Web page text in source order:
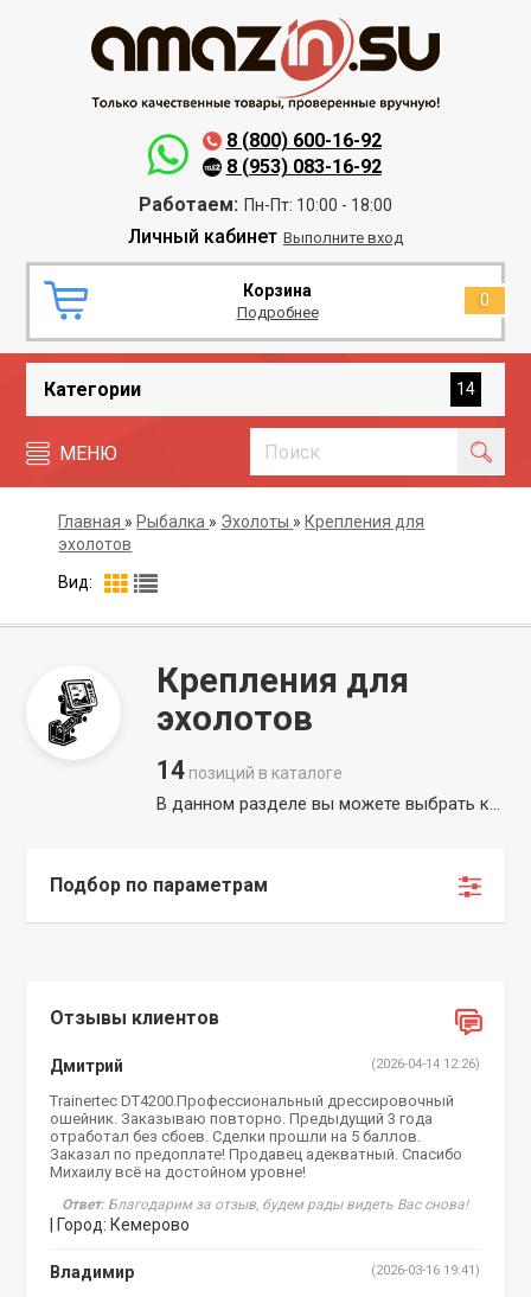
8 (800) 600-16-92
8 (953) 083-16-92
Работаем: Пн-Пт: 10:00 - 18:00
Личный кабинет Выполните вход
Корзина
Подробнее
0
Категории 14
МЕНЮ
Главная » Рыбалка » Эхолоты » Крепления для
эхолотов
Вид:
Крепления для
эхолотов
14 позиций в каталоге
В данном разделе вы можете выбрать крепление эхолота, которое обеспечит стабильную работу вашего оборудования в любых условиях. Особое внимание в ассортименте уделено таким позициям, как крепление датчика эхолота на лодку, ведь от точного расположения трансдьюсера напрямую зависит качество сканирования и отображения рельефа дна. В каталоге представлены как универсальные решения, так и специализированные кронштейны для конкретных моделей, включая крепление эхолота Амазин FF777, Lucky, XF88W и других популярных приборов. Для максимально комфортной эксплуатации мы предлагаем не только кронштейны для датчика и основного блока эхолота, но и надежные крепления на пульты FlySky, пульты корабликов Flytec, D20, V030 и прочих. Каждое изделие, будь то кронштейн под эхолот или крепление под эхолот, отличается высокой прочностью и устойчивостью к агрессивной водной среде. Используя качественный кронштейн крепления датчика эхолота и проверенное крепление датчика эхолота, вы значительно упрощаете процесс рыбалки и повышаете эффективность поиска рыбы.
Подбор по параметрам
Отзывы клиентов
Дмитрий (2026-04-14 12:26)
Trainertec DT4200.Профессиональный дрессировочный
ошейник. Заказываю повторно. Предыдущий 3 года
отработал без сбоев. Сделки прошли на 5 баллов.
Заказал по предоплате! Продавец адекватный. Спасибо
Михаилу всё на достойном уровне!
Ответ: Благодарим за отзыв, будем рады видеть Вас снова!
| Город: Кемерово
Владимир (2026-03-16 19:41)